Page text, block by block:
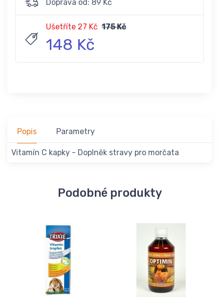
Doprava od: 89 Kč
Ušetříte 27 Kč 175 Kč
148 Kč
Popis Parametry
Vitamín C kapky - Doplněk stravy pro morčata
Podobné produkty